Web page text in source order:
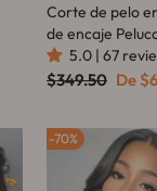
Corte de pelo
de encaje
humano sedoso
Throw On & Go
5.0 | 67
Precio
$349.50 De
70%